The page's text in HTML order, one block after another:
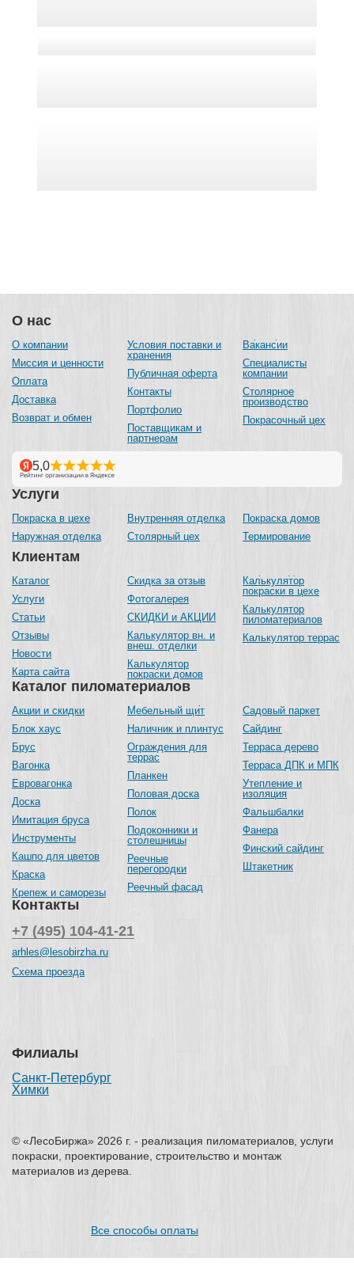
О нас
О компании
Миссия и ценности
Оплата
Доставка
Возврат и обмен
Условия поставки и
хранения
Публичная оферта
Контакты
Портфолио
Поставщикам и
партнерам
Вакансии
Специалисты
компании
Столярное
производство
Покрасочный цех
Каталог пиломатериалов
Акции и скидки
Блок хаус
Брус
Вагонка
Евровагонка
Доска
Имитация бруса
Инструменты
Кашпо для цветов
Краска
Крепеж и саморезы
Мебельный щит
Наличник и плинтус
Ограждения для
террас
Планкен
Половая доска
Полок
Подоконники и
столешницы
Реечные
перегородки
Реечный фасад
Садовый паркет
Сайдинг
Терраса дерево
Терраса ДПК и МПК
Утепление и
изоляция
Фальшбалки
Фанера
Финский сайдинг
Штакетник
Услуги
Покраска в цехе
Наружная отделка
Внутренняя отделка
Столярный цех
Покраска домов
Термирование
Клиентам
Каталог
Услуги
Статьи
Отзывы
Новости
Карта сайта
Скидка за отзыв
Фотогалерея
СКИДКИ и АКЦИИ
Калькулятор вн. и
внеш. отделки
Калькулятор
покраски домов
Калькулятор
покраски в цехе
Калькулятор
пиломатериалов
Калькулятор террас
Контакты
+7 (495) 104-41-21
arhles@lesobirzha.ru
Схема проезда
Филиалы
Санкт-Петербург
Химки
© «ЛесоБиржа» 2026 г. - реализация пиломатериалов, услуги
покраски, проектирование, строительство и монтаж
материалов из дерева.
Все способы оплаты